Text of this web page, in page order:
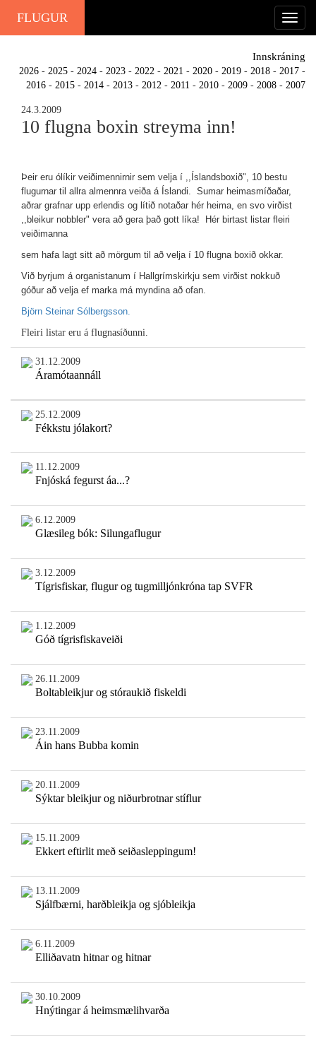
FLUGUR
Innskráning
2026 - 2025 - 2024 - 2023 - 2022 - 2021 - 2020 - 2019 - 2018 - 2017 -
2016 - 2015 - 2014 - 2013 - 2012 - 2011 - 2010 - 2009 - 2008 - 2007
24.3.2009
10 flugna boxin streyma inn!
Þeir eru ólíkir veiðimennirnir sem velja í ,,Íslandsboxið", 10 bestu
flugurnar til allra almennra veiða á Íslandi. Sumar heimasmíðaðar,
aðrar grafnar upp erlendis og lítið notaðar hér heima, en svo virðist
,,bleikur nobbler" vera að gera það gott líka! Hér birtast listar fleiri
veiðimanna
sem hafa lagt sitt að mörgum til að velja í 10 flugna boxið okkar.
Við byrjum á organistanum í Hallgrímskirkju sem virðist nokkuð
góður að velja ef marka má myndina að ofan.
Björn Steinar Sólbergsson.
Fleiri listar eru á flugnasíðunni.
31.12.2009
Áramótaannáll
25.12.2009
Fékkstu jólakort?
11.12.2009
Fnjóská fegurst áa...?
6.12.2009
Glæsileg bók: Silungaflugur
3.12.2009
Tígrisfiskar, flugur og tugmilljónkróna tap SVFR
1.12.2009
Góð tígrisfiskaveiði
26.11.2009
Boltableikjur og stóraukið fiskeldi
23.11.2009
Áin hans Bubba komin
20.11.2009
Sýktar bleikjur og niðurbrotnar stíflur
15.11.2009
Ekkert eftirlit með seiðasleppingum!
13.11.2009
Sjálfbærni, harðbleikja og sjóbleikja
6.11.2009
Elliðavatn hitnar og hitnar
30.10.2009
Hnýtingar á heimsmælihvarða